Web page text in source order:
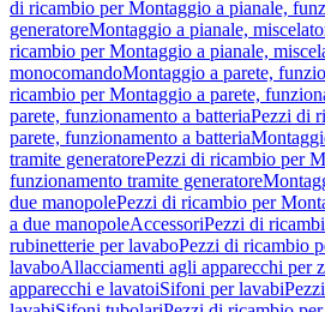
di ricambio per Montaggio a pianale,
generatoreMontaggio a pianale,
ricambio per Montaggio a pianale,
monocomandoMontaggio a parete,
ricambio per Montaggio a parete,
parete, funzionamento a batteriaPezzi di
parete, funzionamento a batteria
tramite generatorePezzi di ricambio per
funzionamento tramite generatore
due manopolePezzi di ricambio per
a due manopoleAccessoriPezzi di
rubinetterie per lavaboPezzi di ricambio
lavaboAllacciamenti agli apparecchi per
apparecchi e lavatoiSifoni per lavabi